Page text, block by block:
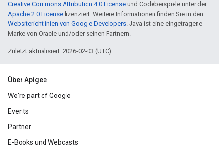
Creative Commons Attribution 4.0 License und Codebeispiele unter der
Apache 2.0 License lizenziert. Weitere Informationen finden Sie in den
Websiterichtlinien von Google Developers. Java ist eine eingetragene
Marke von Oracle und/oder seinen Partnern.
Zuletzt aktualisiert: 2026-02-03 (UTC).
Über Apigee
We're part of Google
Events
Partner
E-Books und Webcasts